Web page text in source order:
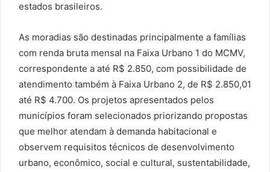
estados brasileiros.
As moradias são destinadas principalmente a famílias
com renda bruta mensal na Faixa Urbano 1 do MCMV,
correspondente a até R$ 2.850, com possibilidade de
atendimento também à Faixa Urbano 2, de R$ 2.850,01
até R$ 4.700. Os projetos apresentados pelos
municípios foram selecionados priorizando propostas
que melhor atendam à demanda habitacional e
observem requisitos técnicos de desenvolvimento
urbano, econômico, social e cultural, sustentabilidade,